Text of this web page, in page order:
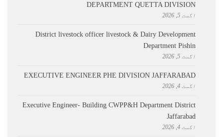
DEPARTMENT QUETTA DIVISION
اگست 5, 2026
District livestock officer livestock & Dairy Development
Department Pishin
اگست 5, 2026
EXECUTIVE ENGINEER PHE DIVISION JAFFARABAD
اگست 4, 2026
Executive Engineer- Building CWPP&H Department District
Jaffarabad
اگست 4, 2026